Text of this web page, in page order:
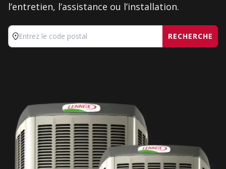
l’entretien, l’assistance ou l’installation.
Entrez le code postal RECHERCHE